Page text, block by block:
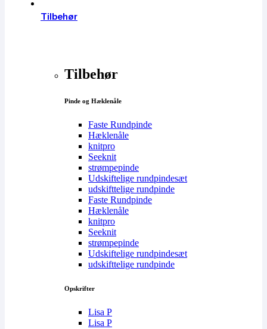
Tilbehør
Tilbehør
Pinde og Hæklenåle
Faste Rundpinde
Hæklenåle
knitpro
Seeknit
strømpepinde
Udskiftelige rundpindesæt
udskifttelige rundpinde
Faste Rundpinde
Hæklenåle
knitpro
Seeknit
strømpepinde
Udskiftelige rundpindesæt
udskifttelige rundpinde
Opskrifter
Lisa P
Lisa P